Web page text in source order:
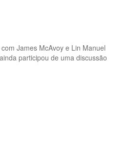
James McAvoy e Lin Manuel
participou de uma discussão